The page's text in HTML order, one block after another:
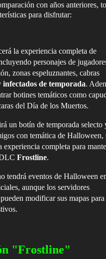
con años anteriores,
para disfrutar:
la experiencia completa de
personajes de
zonas espeluznantes, cabras
infectados de temporada.
botines temáticos como
del Día de los Muertos.
un botín de temporada selecto
con temática de Halloween,
experiencia completa para
Frostline.
tendrá eventos de Halloween
aunque los servidores
modificar sus mapas
"Frostline"